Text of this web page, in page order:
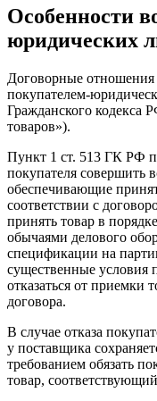
Особенности
юридических
Договорные
покупателем-
Гражданского кодекса
товаров»).
Пункт 1 ст. 513 ГК РФ
покупателя совершить
обеспечивающие
соответствии с
принять товар в
обычаями делового
спецификации на
существенные условия
отказаться от приемки
договора.
В случае отказа
у поставщика
требованием обязать
товар,